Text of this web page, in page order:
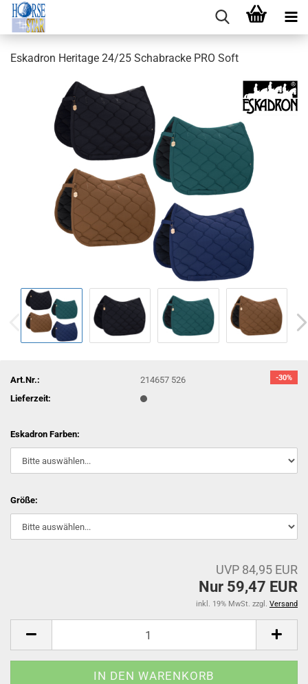
Eskadron Heritage 24/25 Schabracke PRO Soft
-30%
Art.Nr.:
214657 526
Lieferzeit:
Eskadron Farben:
Größe:
UVP 84,95 EUR
Nur 59,47 EUR
inkl. 19% MwSt. zzgl. Versand